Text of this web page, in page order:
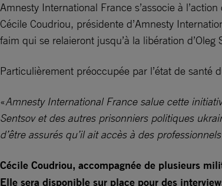
Amnesty International France s’associe à
Cécile Coudriou, présidente d’Amnesty
faim qui se relaieront jusqu’à la libération
Particulièrement préoccupée par l’état de santé
«Amnesty International France salue cette
Sentsov et des autres prisonniers politiques
d’être assurés qu’il ait accès à des
Cécile Coudriou, accompagnée de plusieurs
Elle sera disponible sur place pour des